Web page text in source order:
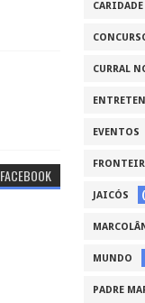
FACEBOOK
CARIDADE
CURRAL
EVENTOS
JAICÓS
MUNDO
PADRE